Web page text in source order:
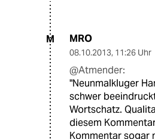
M MRO
08.10.2013, 11:26 Uhr
@Atmender:
"Neunmalkluger
schwer
Wortschatz.
diesem
Kommentar sogar